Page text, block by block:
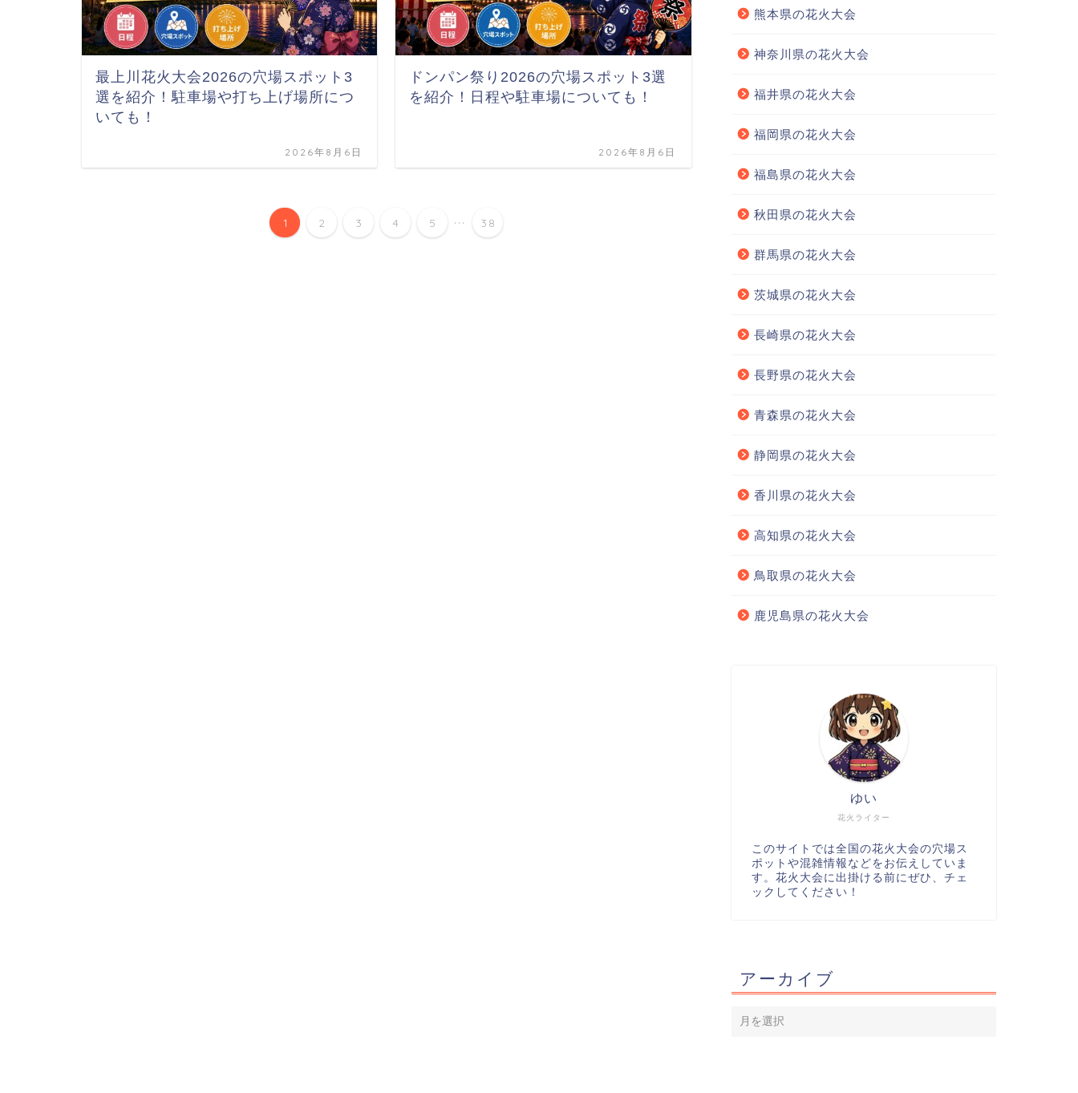
最上川花火大会2026の穴場スポット3
選を紹介！駐車場や打ち上げ場所につ
いても！
2026年8月6日
ドンパン祭り2026の穴場スポット3選
を紹介！日程や駐車場についても！
2026年8月6日
1 2 3 4 5 ... 38
熊本県の花火大会
神奈川県の花火大会
福井県の花火大会
福岡県の花火大会
福島県の花火大会
秋田県の花火大会
群馬県の花火大会
茨城県の花火大会
長崎県の花火大会
長野県の花火大会
青森県の花火大会
静岡県の花火大会
香川県の花火大会
高知県の花火大会
鳥取県の花火大会
鹿児島県の花火大会
花火ライター
ゆい
このサイトでは全国の花火大会の穴場ス
ポットや混雑情報などをお伝えしていま
す。花火大会に出掛ける前にぜひ、チェ
ックしてください！
アーカイブ